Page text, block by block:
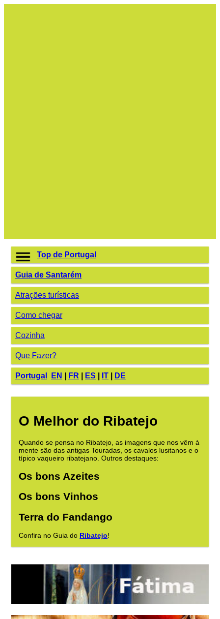
Top de Portugal
Guia de Santarém
Atrações turísticas
Como chegar
Cozinha
Que Fazer?
Portugal EN FR ES IT DE
O Melhor do Ribatejo
Quando se pensa no Ribatejo, as imagens que nos vêm à
mente são das antigas Touradas, os cavalos lusitanos e o
típico vaqueiro ribatejano. Outros destaques:
Os bons Azeites
Os bons Vinhos
Terra do Fandango
Confira no Guia do Ribatejo!